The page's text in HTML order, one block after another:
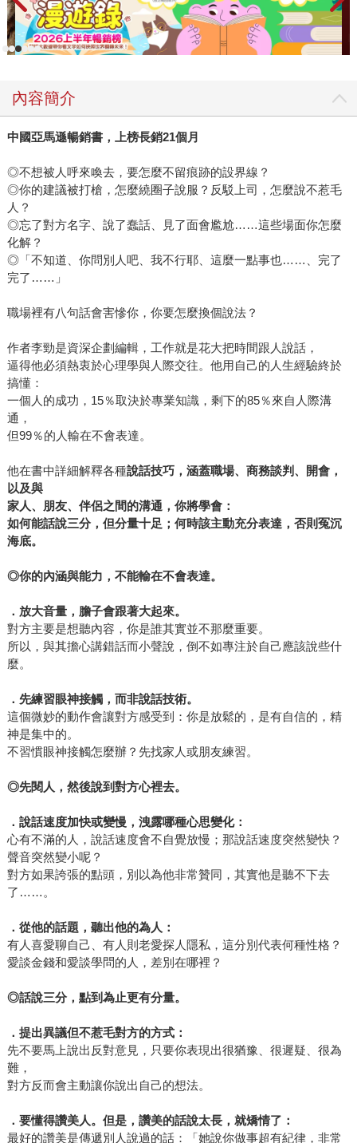
內容簡介
中國亞馬遜暢銷書，上榜長銷21個月
◎不想被人呼來喚去，要怎麼不留痕跡的設界線？
◎你的建議被打槍，怎麼繞圈子說服？反駁上司，怎麼說不惹毛
人？
◎忘了對方名字、說了蠢話、見了面會尷尬……這些場面你怎麼
化解？
◎「不知道、你問別人吧、我不行耶、這麼一點事也……、完了
完了……」
職場裡有八句話會害慘你，你要怎麼換個說法？
作者李勁是資深企劃編輯，工作就是花大把時間跟人說話，
逼得他必須熱衷於心理學與人際交往。他用自己的人生經驗終於
搞懂：
一個人的成功，15％取決於專業知識，剩下的85％來自人際溝
通，
但99％的人輸在不會表達。
他在書中詳細解釋各種說話技巧，涵蓋職場、商務談判、開會，
以及與
家人、朋友、伴侶之間的溝通，你將學會：
如何能話說三分，但分量十足；何時該主動充分表達，否則冤沉
海底。
◎你的內涵與能力，不能輸在不會表達。
．放大音量，膽子會跟著大起來。
對方主要是想聽內容，你是誰其實並不那麼重要。
所以，與其擔心講錯話而小聲說，倒不如專注於自己應該說些什
麼。
．先練習眼神接觸，而非說話技術。
這個微妙的動作會讓對方感受到：你是放鬆的，是有自信的，精
神是集中的。
不習慣眼神接觸怎麼辦？先找家人或朋友練習。
◎先閱人，然後說到對方心裡去。
．說話速度加快或變慢，洩露哪種心思變化：
心有不滿的人，說話速度會不自覺放慢；那說話速度突然變快？
聲音突然變小呢？
對方如果誇張的點頭，別以為他非常贊同，其實他是聽不下去
了……。
．從他的話題，聽出他的為人：
有人喜愛聊自己、有人則老愛探人隱私，這分別代表何種性格？
愛談金錢和愛談學問的人，差別在哪裡？
◎話說三分，點到為止更有分量。
．提出異議但不惹毛對方的方式：
先不要馬上說出反對意見，只要你表現出很猶豫、很遲疑、很為
難，
對方反而會主動讓你說出自己的想法。
．要懂得讚美人。但是，讚美的話說太長，就矯情了：
最好的讚美是傳遞別人說過的話：「她說你做事超有紀律，非常